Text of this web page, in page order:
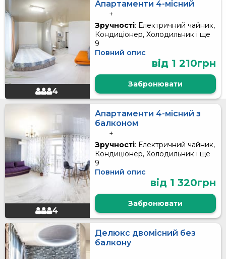
4
Апартаменти 4-місний
+
Зручності: Електричний чайник,
Кондиціонер, Холодильник і ще
9
Повний опис
від 1 210грн
Забронювати
4
Апартаменти 4-місний з
балконом
+
Зручності: Електричний чайник,
Кондиціонер, Холодильник і ще
9
Повний опис
від 1 320грн
Забронювати
Делюкс двомісний без
балкону